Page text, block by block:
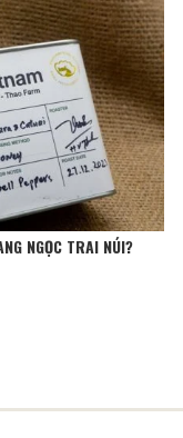
NGỌC TRAI NÚI?